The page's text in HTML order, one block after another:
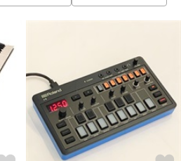
ヴィンテージ
Instruments PWM